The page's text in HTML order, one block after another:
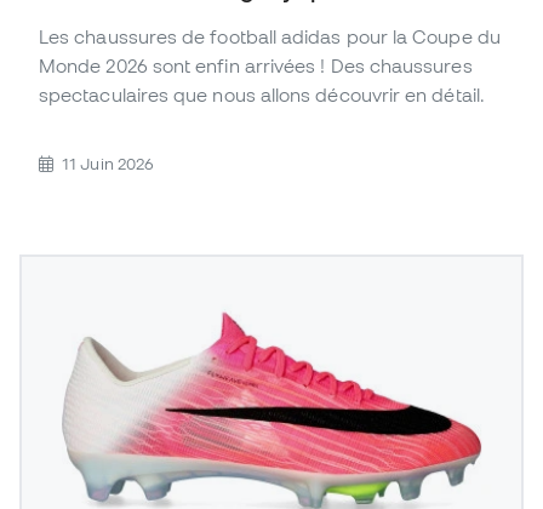
Les chaussures de football adidas pour la Coupe du
Monde 2026 sont enfin arrivées ! Des chaussures
spectaculaires que nous allons découvrir en détail.
11 Juin 2026